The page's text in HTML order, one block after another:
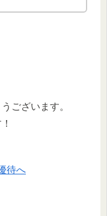
ございます。